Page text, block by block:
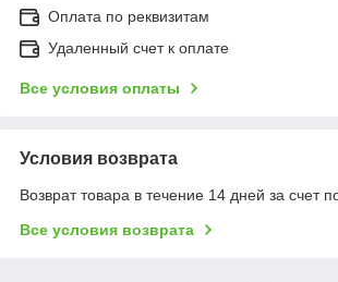
Оплата по реквизитам
Удаленный счет к оплате
Все условия оплаты
Условия возврата
Возврат товара в течение 14 дней за счет
Все условия возврата